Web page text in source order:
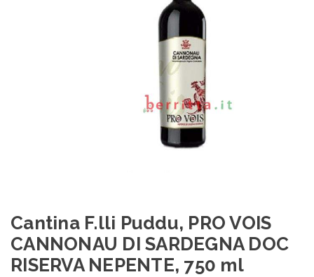
Cantina F.lli Puddu, PRO VOIS
CANNONAU DI SARDEGNA DOC
RISERVA NEPENTE, 750 ml